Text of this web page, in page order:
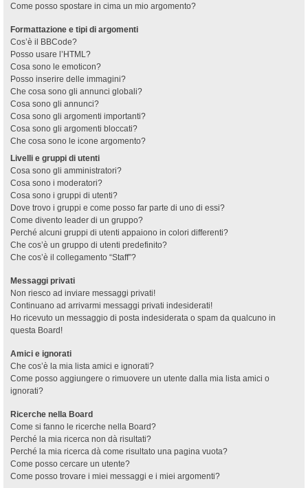
Come posso spostare in cima un mio argomento?
Formattazione e tipi di argomenti
Cos’è il BBCode?
Posso usare l’HTML?
Cosa sono le emoticon?
Posso inserire delle immagini?
Che cosa sono gli annunci globali?
Cosa sono gli annunci?
Cosa sono gli argomenti importanti?
Cosa sono gli argomenti bloccati?
Che cosa sono le icone argomento?
Livelli e gruppi di utenti
Cosa sono gli amministratori?
Cosa sono i moderatori?
Cosa sono i gruppi di utenti?
Dove trovo i gruppi e come posso far parte di uno di essi?
Come divento leader di un gruppo?
Perché alcuni gruppi di utenti appaiono in colori differenti?
Che cos’è un gruppo di utenti predefinito?
Che cos’è il collegamento “Staff”?
Messaggi privati
Non riesco ad inviare messaggi privati!
Continuano ad arrivarmi messaggi privati indesiderati!
Ho ricevuto un messaggio di posta indesiderata o spam da qualcuno in
questa Board!
Amici e ignorati
Che cos’è la mia lista amici e ignorati?
Come posso aggiungere o rimuovere un utente dalla mia lista amici o
ignorati?
Ricerche nella Board
Come si fanno le ricerche nella Board?
Perché la mia ricerca non dà risultati?
Perché la mia ricerca dà come risultato una pagina vuota?
Come posso cercare un utente?
Come posso trovare i miei messaggi e i miei argomenti?